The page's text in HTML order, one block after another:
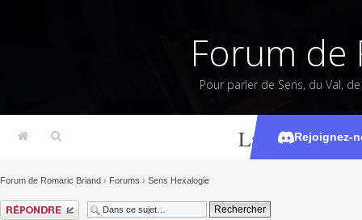
Forum de
Pour parler de Sens, du Val,
Rejoignez-
La Guerre
Forum de Romaric Briand › Forums › Sens Hexalogie
Répondre